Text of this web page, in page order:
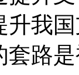
升我
套路